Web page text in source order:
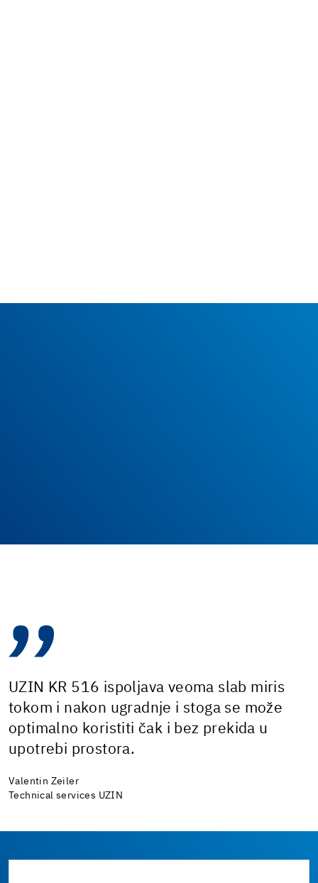
UZIN KR 516 ispoljava veoma slab miris
tokom i nakon ugradnje i stoga se može
optimalno koristiti čak i bez prekida u
upotrebi prostora.
Valentin Zeiler
Technical services UZIN